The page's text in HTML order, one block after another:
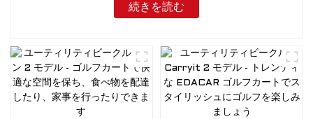
続きを読む